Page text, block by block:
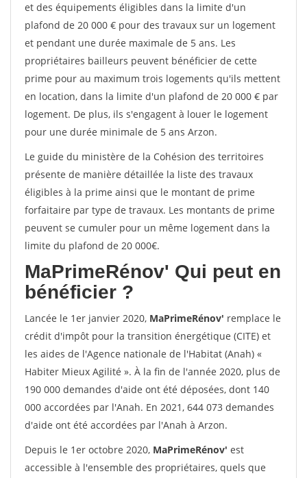
et des équipements éligibles dans la limite d'un
plafond de 20 000 € pour des travaux sur un logement
et pendant une durée maximale de 5 ans. Les
propriétaires bailleurs peuvent bénéficier de cette
prime pour au maximum trois logements qu'ils mettent
en location, dans la limite d'un plafond de 20 000 € par
logement. De plus, ils s'engagent à louer le logement
pour une durée minimale de 5 ans Arzon.
Le guide du ministère de la Cohésion des territoires
présente de manière détaillée la liste des travaux
éligibles à la prime ainsi que le montant de prime
forfaitaire par type de travaux. Les montants de prime
peuvent se cumuler pour un même logement dans la
limite du plafond de 20 000€.
MaPrimeRénov' Qui peut en
bénéficier ?
Lancée le 1er janvier 2020, MaPrimeRénov' remplace le
crédit d'impôt pour la transition énergétique (CITE) et
les aides de l'Agence nationale de l'Habitat (Anah) «
Habiter Mieux Agilité ». À la fin de l'année 2020, plus de
190 000 demandes d'aide ont été déposées, dont 140
000 accordées par l'Anah. En 2021, 644 073 demandes
d'aide ont été accordées par l'Anah à Arzon.
Depuis le 1er octobre 2020, MaPrimeRénov' est
accessible à l'ensemble des propriétaires, quels que